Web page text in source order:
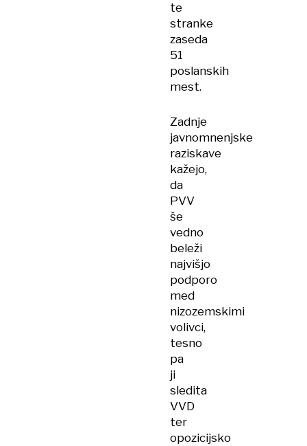
te
stranke
zaseda
51
poslanskih
mest.
Zadnje
javnomnenjske
raziskave
kažejo,
da
PVV
še
vedno
beleži
najvišjo
podporo
med
nizozemskimi
volivci,
tesno
pa
ji
sledita
VVD
ter
opozicijsko